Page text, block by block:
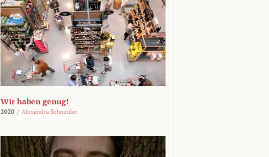
Wir haben genug!
2020 / Alexandra Schneider